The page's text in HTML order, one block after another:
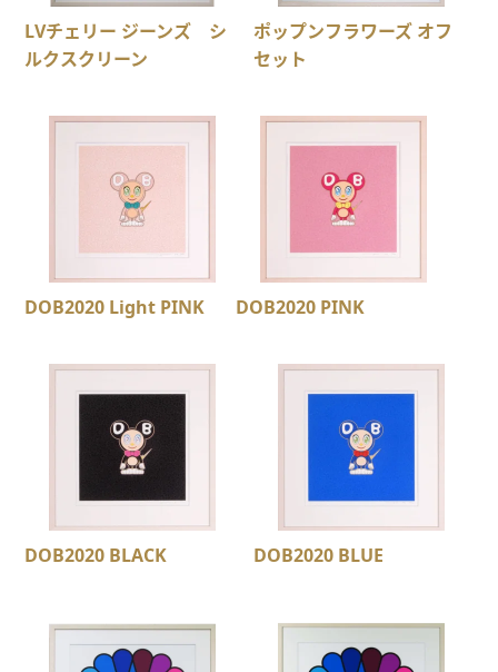
LVチェリー ジーンズ シ
ルクスクリーン
ポップンフラワーズ オフ
セット
DOB2020 Light PINK DOB2020 PINK
DOB2020 BLACK DOB2020 BLUE